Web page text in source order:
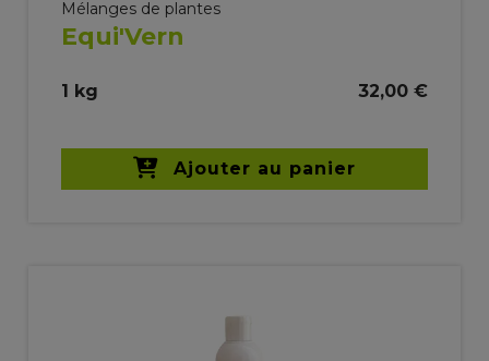
Mélanges de plantes
Equi'Vern
1 kg 32,00 €
Ajouter au panier